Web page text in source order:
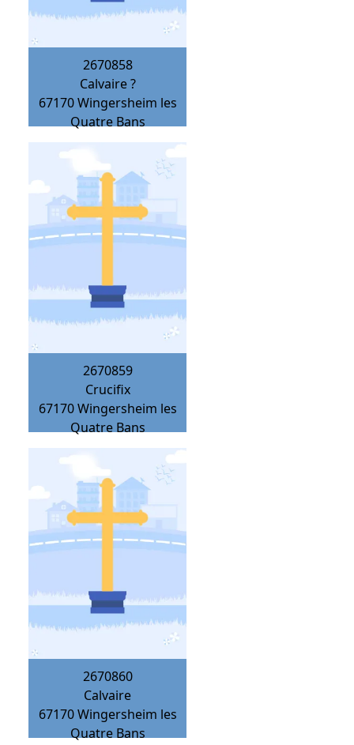
2670858
Calvaire ?
67170 Wingersheim les
Quatre Bans
2670859
Crucifix
67170 Wingersheim les
Quatre Bans
2670860
Calvaire
67170 Wingersheim les
Quatre Bans